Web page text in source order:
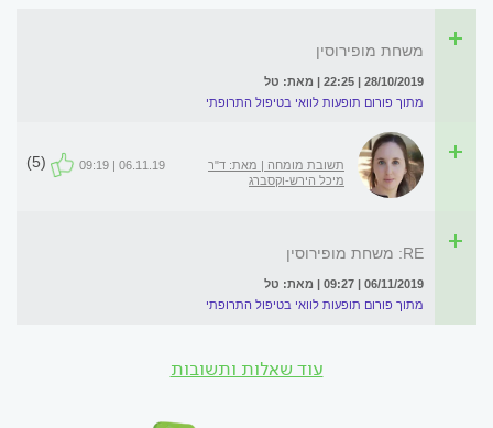
משחת מופירוסין
28/10/2019 | 22:25 | מאת: טל
מתוך פורום תופעות לוואי בטיפול התרופתי
תשובת מומחה | מאת: ד"ר
מיכל הירש-וקסברג
06.11.19 | 09:19
(5)
RE: משחת מופירוסין
06/11/2019 | 09:27 | מאת: טל
מתוך פורום תופעות לוואי בטיפול התרופתי
עוד שאלות ותשובות